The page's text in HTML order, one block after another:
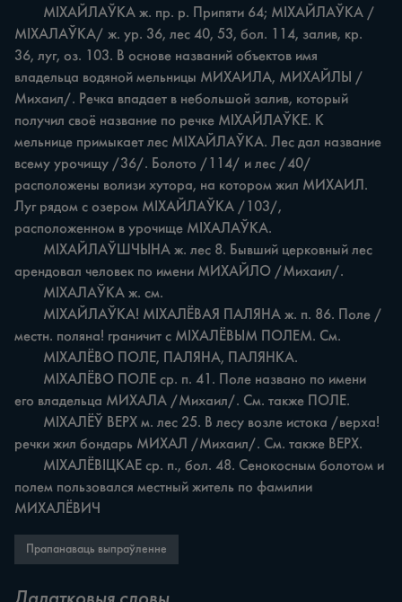
МІХАЛАЎКА/ ж. ур. 36, лес 40, 53, бол. 114, залив, кр.
36, луг, оз. 103. В основе названий объектов имя
владельца водяной мельницы МИХАИЛА, МИХАЙЛЫ /
Михаил/. Речка впадает в небольшой залив, который
получил своё название по речке МІХАЙЛАЎКЕ. К
мельнице примыкает лес МІХАЙЛАЎКА. Лес дал название
всему урочищу /36/. Болото /114/ и лес /40/
расположены волизи хутора, на котором жил МИХАИЛ.
Луг рядом с озером МІХАЙЛАЎКА /103/,
расположенном в урочище МІХАЛАЎКА.
арендовал человек по имени МИХАЙЛО /Михаил/.
местн. поляна! граничит с МІХАЛЁВЫМ ПОЛЕМ. См.
его владельца МИХАЛА /Михаил/. См. также ПОЛЕ.
речки жил бондарь МИХАЛ /Михаил/. См. также ВЕРХ.
полем пользовался местный житель по фамилии
МИХАЛЁВИЧ
Прапанаваць выпраўленне